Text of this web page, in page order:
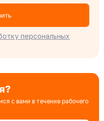
персональных
с вами в течение рабочего